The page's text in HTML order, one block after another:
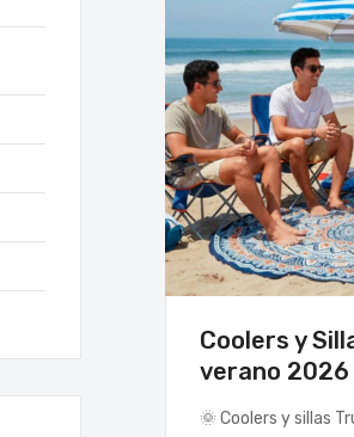
Coolers y
verano 2026
🌞 Coolers y sillas